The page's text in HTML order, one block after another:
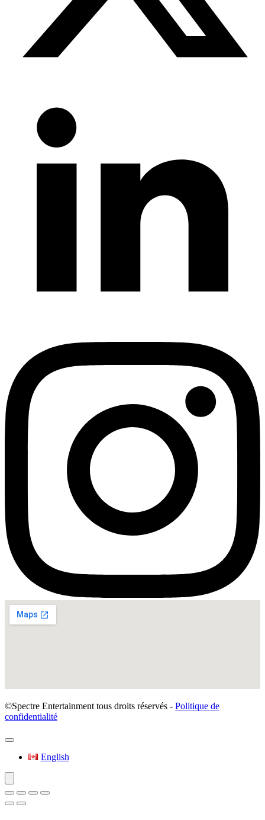
©Spectre Entertainment tous droits réservés - Politique de
confidentialité
English